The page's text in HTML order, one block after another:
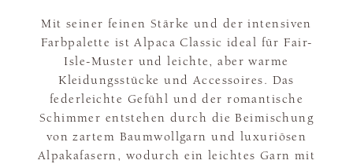
Mit seiner feinen Stärke und der intensiven
Farbpalette ist Alpaca Classic ideal für Fair-
Isle-Muster und leichte, aber warme
Kleidungsstücke und Accessoires. Das
federleichte Gefühl und der romantische
Schimmer entstehen durch die Beimischung
von zartem Baumwollgarn und luxuriösen
Alpakafasern, wodurch ein leichtes Garn mit